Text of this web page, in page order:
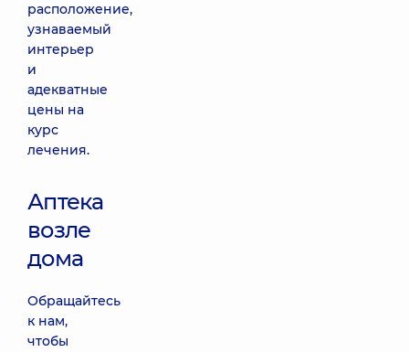
расположение,
узнаваемый
интерьер
и
адекватные
цены на
курс
лечения.
Аптека
возле
дома
Обращайтесь
к нам,
чтобы